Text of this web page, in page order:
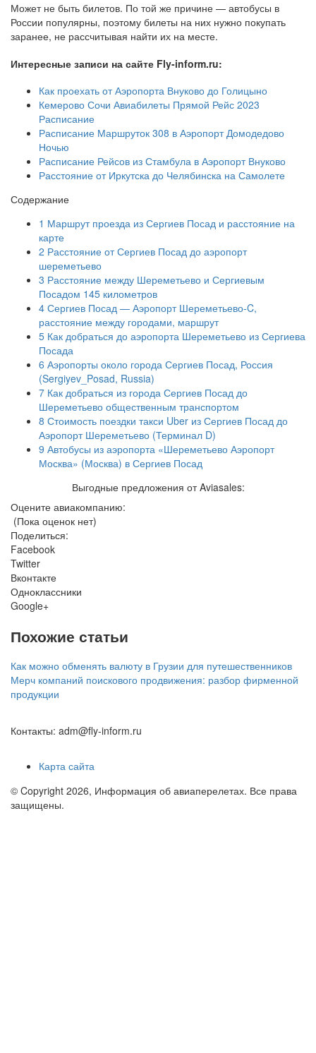
Может не быть билетов. По той же причине — автобусы в
России популярны, поэтому билеты на них нужно покупать
заранее, не рассчитывая найти их на месте.
Интересные записи на сайте Fly-inform.ru:
Как проехать от Аэропорта Внуково до Голицыно
Кемерово Сочи Авиабилеты Прямой Рейс 2023
Расписание
Расписание Маршруток 308 в Аэропорт Домодедово
Ночью
Расписание Рейсов из Стамбула в Аэропорт Внуково
Расстояние от Иркутска до Челябинска на Самолете
Содержание
1 Маршрут проезда из Сергиев Посад и расстояние на
карте
2 Расстояние от Сергиев Посад до аэропорт
шереметьево
3 Расстояние между Шереметьево и Сергиевым
Посадом 145 километров
4 Сергиев Посад — Аэропорт Шереметьево-C,
расстояние между городами, маршрут
5 Как добраться до аэропорта Шереметьево из Сергиева
Посада
6 Аэропорты около города Сергиев Посад, Россия
(Sergiyev_Posad, Russia)
7 Как добраться из города Сергиев Посад до
Шереметьево общественным транспортом
8 Стоимость поездки такси Uber из Сергиев Посад до
Аэропорт Шереметьево (Терминал D)
9 Автобусы из аэропорта «Шереметьево Аэропорт
Москва» (Москва) в Сергиев Посад
Выгодные предложения от Aviasales:
Оцените авиакомпанию:
(Пока оценок нет)
Поделиться:
Facebook
Twitter
Вконтакте
Одноклассники
Google+
Похожие статьи
Как можно обменять валюту в Грузии для путешественников
Мерч компаний поискового продвижения: разбор фирменной
продукции
Контакты: adm@fly-inform.ru
Карта сайта
© Copyright 2026, Информация об авиаперелетах. Все права
защищены.